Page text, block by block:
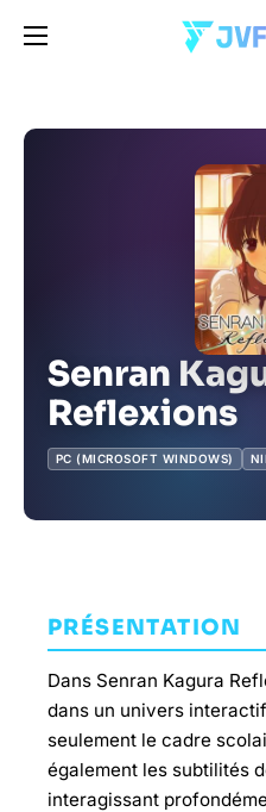
Senran
Reflexions
PC (MICROSOFT WINDOWS)
PRÉSENTATION
Dans Senran Kagura
dans un univers
seulement le cadre
également les subtilités
interagissant